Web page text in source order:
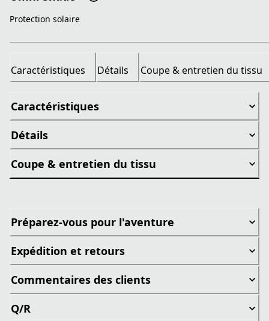
Protection solaire
Caractéristiques Détails Coupe & entretien du tissu
Caractéristiques
Détails
Coupe & entretien du tissu
Préparez-vous pour l'aventure
Expédition et retours
Commentaires des clients
Q/R